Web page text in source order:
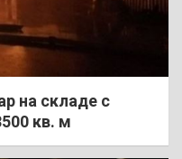
на складе с
кв. м